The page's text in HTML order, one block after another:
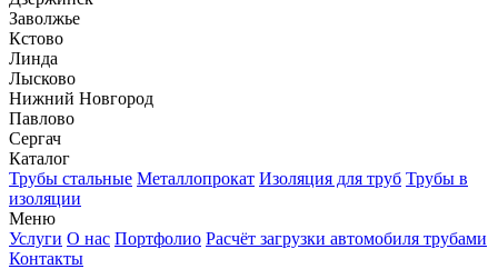
Заволжье
Кстово
Линда
Лысково
Нижний Новгород
Павлово
Сергач
Каталог
Трубы стальные Металлопрокат Изоляция для труб Трубы в
изоляции
Меню
Услуги О нас Портфолио Расчёт загрузки автомобиля трубами
Контакты